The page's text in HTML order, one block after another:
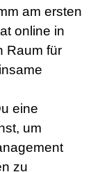
am ersten
online in
Raum für
eine
um
zu